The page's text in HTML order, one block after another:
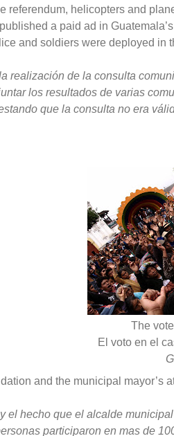
referendum, helicopters and
a paid ad in
and soldiers were deployed in
realización de la consulta
los resultados de varias
que la consulta no era
The
El voto en el
and the municipal
el hecho que el alcalde
participaron en mas de